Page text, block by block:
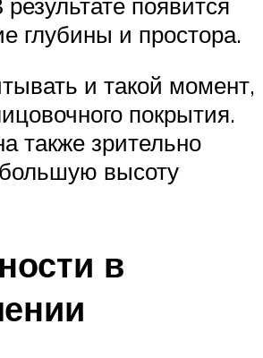
глубины и простора.
и такой момент,
покрытия.
также зрительно
высоту
в